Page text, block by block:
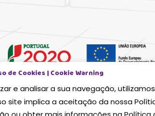
Subtotal:
Ver
Todos os direitos reservados, Concept &
de Cookies | Cookie Warning
e analisar a sua navegação,
site implica a aceitação da nossa